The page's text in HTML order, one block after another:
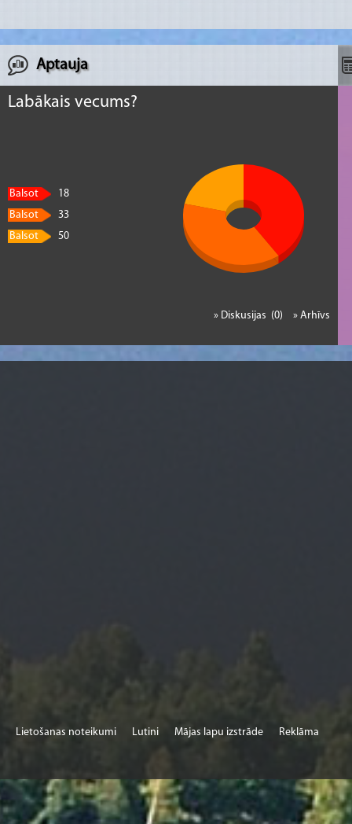
Aptauja
Labākais vecums?
Balsot
18
Balsot
33
Balsot
50
» Arhīvs
» Diskusijas (0)
Lietošanas noteikumi Lutini Mājas lapu izstrāde Reklāma